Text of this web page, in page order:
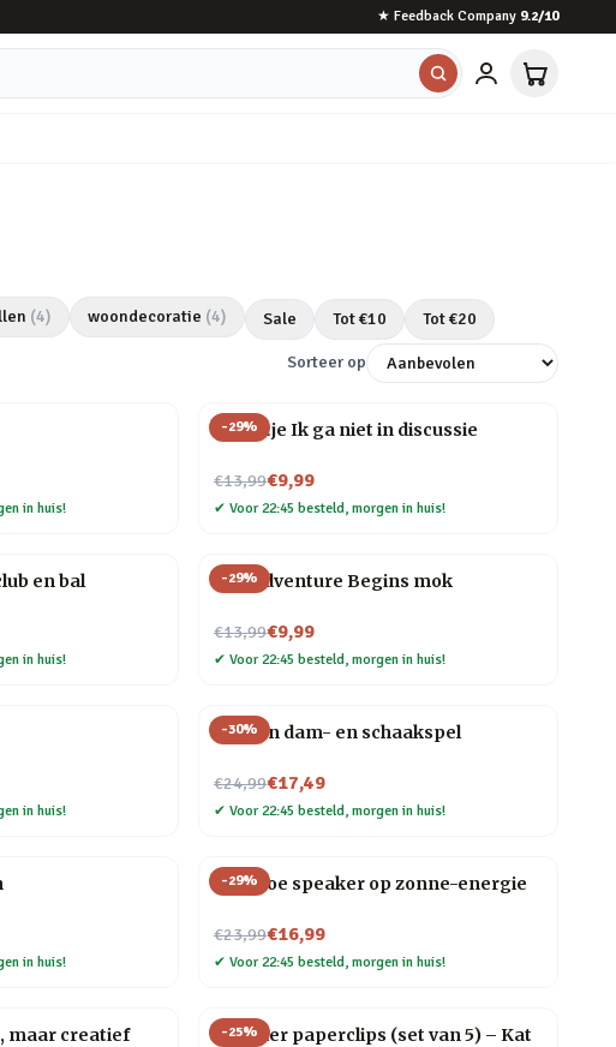
★ Feedback Company 9.2/10
(4) woondecoratie (4) Sale Tot €10 Tot €20
Sorteer op
in huis!
-29%
Tegeltje Ik ga niet in discussie
€13,99
Nu voor€9,99
✔ Voor 22:45 besteld, morgen in huis!
en bal
in huis!
-29%
The Adventure Begins mok
€13,99
Nu voor€9,99
✔ Voor 22:45 besteld, morgen in huis!
in huis!
-30%
Houten dam- en schaakspel
€24,99
Nu voor€17,49
✔ Voor 22:45 besteld, morgen in huis!
in huis!
-29%
Bamboe speaker op zonne-energie
€23,99
Nu voor€16,99
✔ Voor 22:45 besteld, morgen in huis!
maar creatief
-25%
Huisdier paperclips (set van 5) – Kat